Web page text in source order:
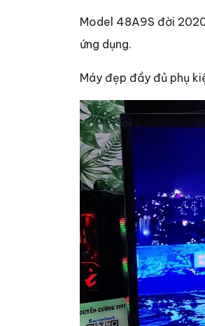
Model 48A9S đời
ứng dụng.
Máy đẹp đầy đủ phụ